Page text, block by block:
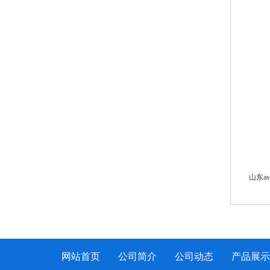
山东
网站首页 公司简介 公司动态 产品展示